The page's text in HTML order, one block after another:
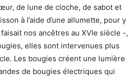
de lune de cloche, de sabot et
à l’aide d’une allumette, pour y
nos ancêtres au XVIe siècle -,
elles sont intervenues plus
Les bougies créent une lumière
de bougies électriques qui